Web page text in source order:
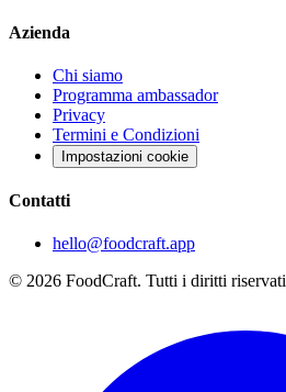
Azienda
Chi siamo
Programma ambassador
Privacy
Termini e Condizioni
Impostazioni cookie
Contatti
hello@foodcraft.app
© 2026 FoodCraft. Tutti i diritti riservati